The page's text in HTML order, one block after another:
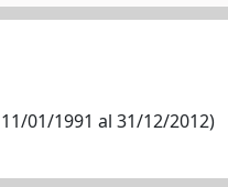
01/1991 al 31/12/2012)